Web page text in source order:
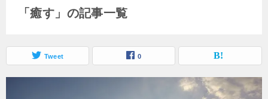
「癒す」の記事一覧
Tweet 0